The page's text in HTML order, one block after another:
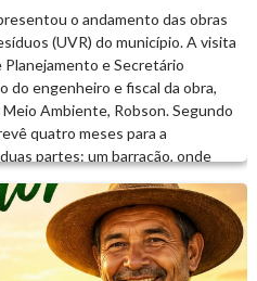
o andamento das obras
(UVR) do município. A visita
e Secretário
do engenheiro e fiscal da obra,
Ambiente, Robson. Segundo
quatro meses para a
partes: um barracão, onde
para melhor atender a
reciclável de Grandes Rios.
para o município, que representa
para as pessoas que trabalham